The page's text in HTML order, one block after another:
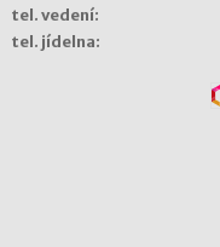
tel. vedení:
tel. jídelna: